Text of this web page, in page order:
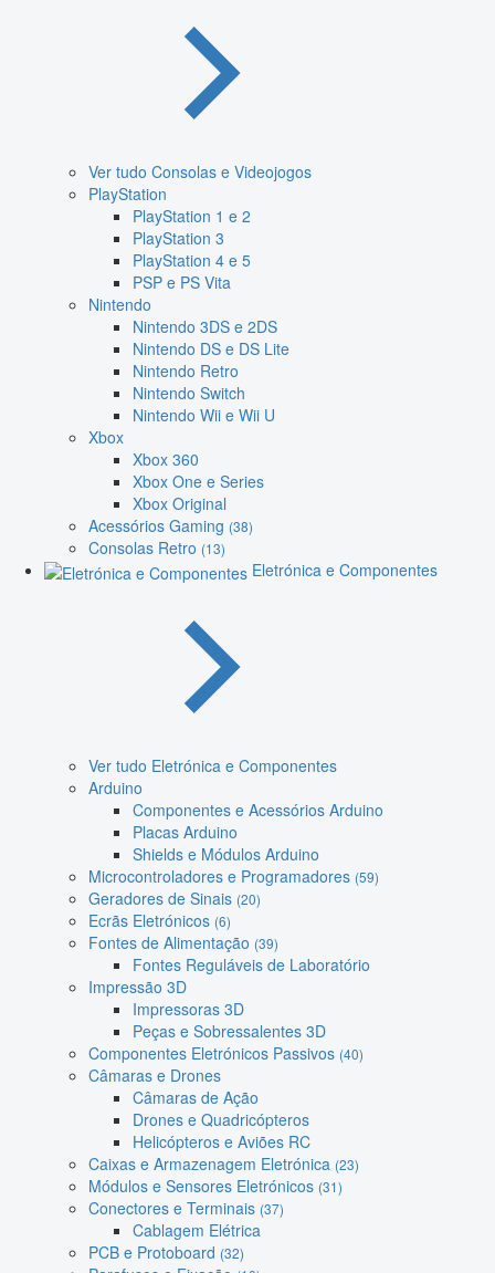
Ver tudo Consolas e Videojogos
PlayStation
PlayStation 1 e 2
PlayStation 3
PlayStation 4 e 5
PSP e PS Vita
Nintendo
Nintendo 3DS e 2DS
Nintendo DS e DS Lite
Nintendo Retro
Nintendo Switch
Nintendo Wii e Wii U
Xbox
Xbox 360
Xbox One e Series
Xbox Original
Acessórios Gaming (38)
Consolas Retro (13)
Eletrónica e Componentes
Ver tudo Eletrónica e Componentes
Arduino
Componentes e Acessórios Arduino
Placas Arduino
Shields e Módulos Arduino
Microcontroladores e Programadores (59)
Geradores de Sinais (20)
Ecrãs Eletrónicos (6)
Fontes de Alimentação (39)
Fontes Reguláveis de Laboratório
Impressão 3D
Impressoras 3D
Peças e Sobressalentes 3D
Componentes Eletrónicos Passivos (40)
Câmaras e Drones
Câmaras de Ação
Drones e Quadricópteros
Helicópteros e Aviões RC
Caixas e Armazenagem Eletrónica (23)
Módulos e Sensores Eletrónicos (31)
Conectores e Terminais (37)
Cablagem Elétrica
PCB e Protoboard (32)